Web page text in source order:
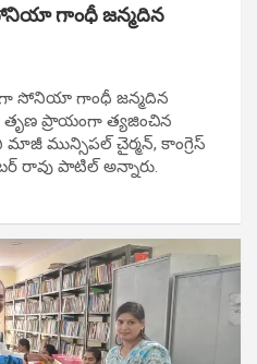
గాంధీ జ‌న్మ‌దిన
సోనియా గాంధీ జ‌న్మ‌దిన
తృణ ప్రాయంగా త్య‌జించిన
మున్సిప‌ల్ చైర్మ‌న్, కాంగ్రెస్
రావు పాటిల్ అన్నారు.